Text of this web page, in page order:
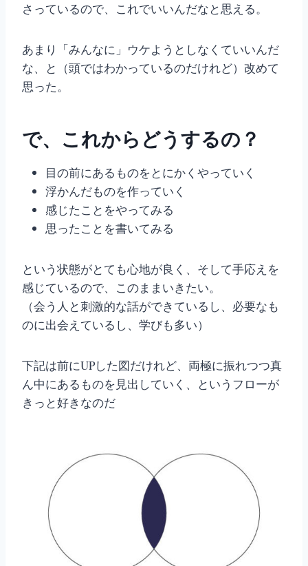
さっているので、これでいいんだなと思える。
あまり「みんなに」ウケようとしなくていいんだ
な、と（頭ではわかっているのだけれど）改めて
思った。
で、これからどうするの？
目の前にあるものをとにかくやっていく
浮かんだものを作っていく
感じたことをやってみる
思ったことを書いてみる
という状態がとても心地が良く、そして手応えを
感じているので、このままいきたい。
（会う人と刺激的な話ができているし、必要なも
のに出会えているし、学びも多い）
下記は前にUPした図だけれど、両極に振れつつ真
ん中にあるものを見出していく、というフローが
きっと好きなのだ